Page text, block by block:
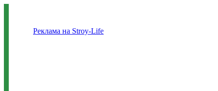
Реклама на Stroy-Life